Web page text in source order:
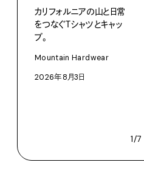
カリフォルニアの山と日常
をつなぐＴシャツとキャッ
プ。
Mountain Hardwear
2026年8月3日
1/7